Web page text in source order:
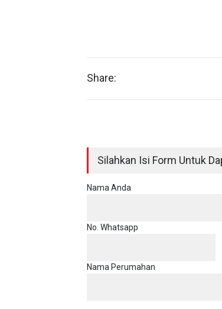
Share:
Silahkan Isi Form Untuk
Nama Anda
No. Whatsapp
Nama Perumahan